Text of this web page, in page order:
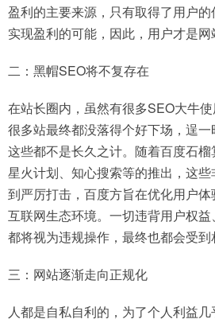
盈利的主要来源，只有取得了用户
实现盈利的可能，因此，用户才是网
二：黑帽SEO将不复存在
在站长圈内，虽然有很多SEO大牛
很多站最终都没落得个好下场，逞一
这些都不是长久之计。随着百度石
星火计划、知心搜索等的推出，这
到严厉打击，百度方旨在优化用户
互联网生态环境。一切违背用户权
都将视为违规操作，最终也都会受到
三：网站逐渐走向正规化
人都是自私自利的，为了个人利益几